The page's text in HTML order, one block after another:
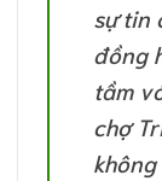
sự tin
đồng
tầm
chợ